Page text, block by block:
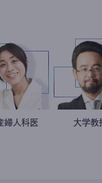
稲葉可奈子
産婦人科医